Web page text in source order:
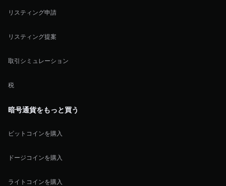
リスティング申請
リスティング提案
取引シミュレーション
税
暗号通貨をもっと買う
ビットコインを購入
ドージコインを購入
ライトコインを購入